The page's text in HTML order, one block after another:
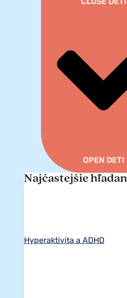
CLOSE DETI
OPEN DETI
Najčastejšie
Hyperaktivita a ADHD